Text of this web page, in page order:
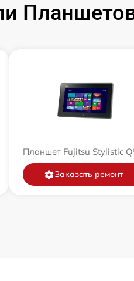
Планшет Fujitsu Stylistic
Заказать ремонт